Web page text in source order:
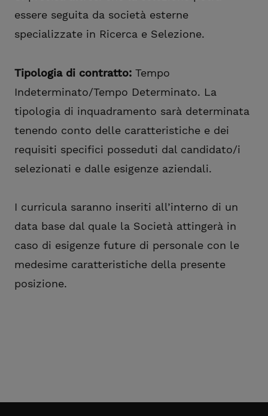
essere seguita da società esterne
specializzate in Ricerca e Selezione.
Tipologia di contratto: Tempo
Indeterminato/Tempo Determinato. La
tipologia di inquadramento sarà determinata
tenendo conto delle caratteristiche e dei
requisiti specifici posseduti dal candidato/i
selezionati e dalle esigenze aziendali.
I curricula saranno inseriti all’interno di un
data base dal quale la Società attingerà in
caso di esigenze future di personale con le
medesime caratteristiche della presente
posizione.